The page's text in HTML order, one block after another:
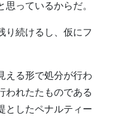
っているからだ。
り続けるし、仮にフ
える形で処分が行わ
われたたものである
としたペナルティー